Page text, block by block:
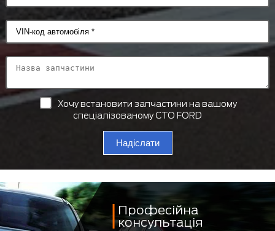
Хочу встановити запчастини на вашому
спеціалізованому СТО FORD
Надіслати
Професійна
консультація